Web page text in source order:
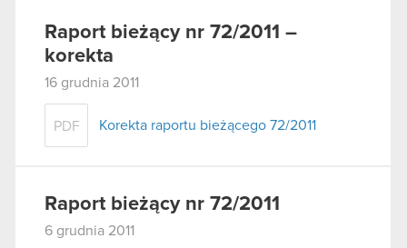
Raport bieżący nr 72/2011 –
korekta
16 grudnia 2011
PDF Korekta raportu bieżącego 72/2011
Raport bieżący nr 72/2011
6 grudnia 2011